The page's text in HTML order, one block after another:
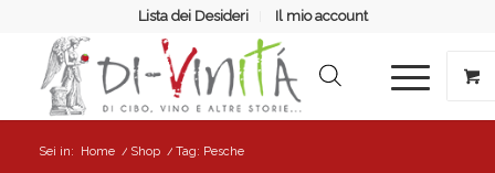
Lista dei Desideri Il mio account
Sei in: Home / Shop / Tag: Pesche